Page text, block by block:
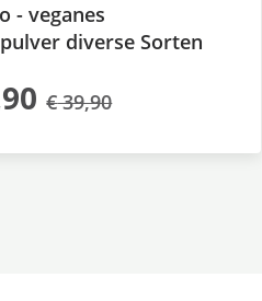
- veganes
diverse Sorten
€39,90